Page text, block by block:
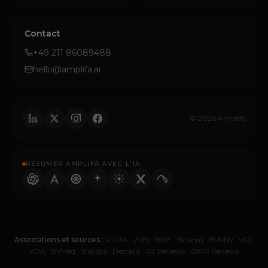
Contact
+49 211 86089488
hello@amplifa.ai
© 2026 Amplifa
RÉSUMER AMPLIFA AVEC L'IA
Associations et sources : VDMA ZVEI BME Bitkom BVMW· VCI
VDA
BVMed Statista Destatis· G2 Reviews· OMR Reviews